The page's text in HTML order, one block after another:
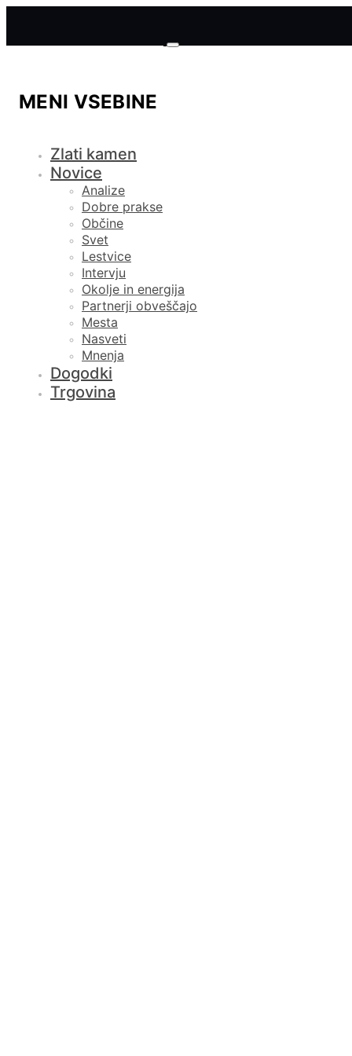
MENI VSEBINE
Zlati kamen
Novice
Analize
Dobre prakse
Občine
Svet
Lestvice
Intervju
Okolje in energija
Partnerji obveščajo
Mesta
Nasveti
Mnenja
Dogodki
Trgovina